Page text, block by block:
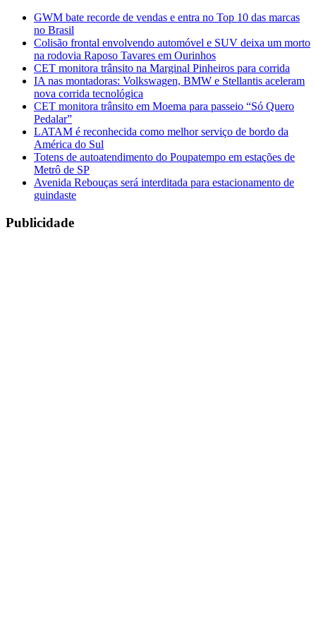
GWM bate recorde de vendas e entra no Top 10 das marcas
no Brasil
Colisão frontal envolvendo automóvel e SUV deixa um morto
na rodovia Raposo Tavares em Ourinhos
CET monitora trânsito na Marginal Pinheiros para corrida
IA nas montadoras: Volkswagen, BMW e Stellantis aceleram
nova corrida tecnológica
CET monitora trânsito em Moema para passeio “Só Quero
Pedalar”
LATAM é reconhecida como melhor serviço de bordo da
América do Sul
Totens de autoatendimento do Poupatempo em estações de
Metrô de SP
Avenida Rebouças será interditada para estacionamento de
guindaste
Publicidade